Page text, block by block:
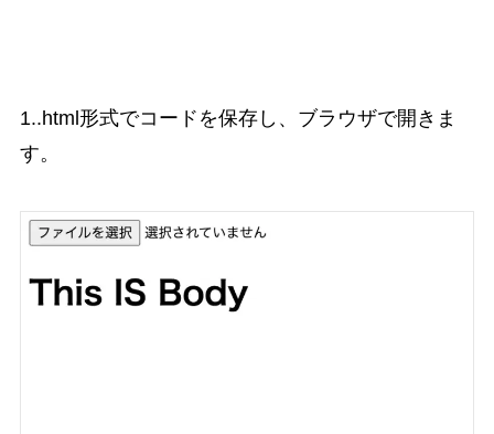
1..html形式でコードを保存し、ブラウザで開きま
す。